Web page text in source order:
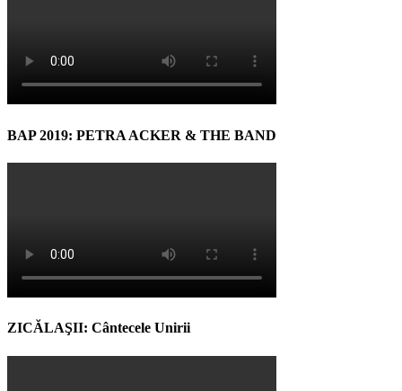
BAP 2019: PETRA ACKER & THE BAND
ZICĂLAŞII: Cântecele Unirii